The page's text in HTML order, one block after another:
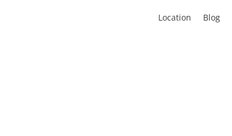
Location Blog